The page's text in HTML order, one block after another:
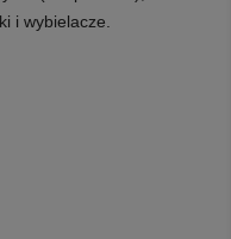
i wybielacze.